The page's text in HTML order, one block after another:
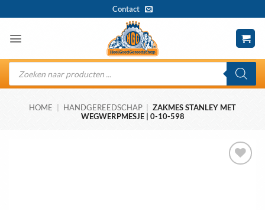
naar
inhoud
Contact
Producten
zoeken
HOME HANDGEREEDSCHAP
ZAKMES STANLEY MET
WEGWERPMESJE | 0-10-598